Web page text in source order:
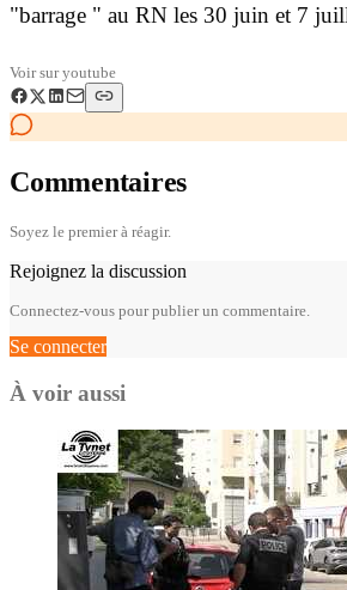
"barrage " au RN les 30 juin et 7
Voir suryoutube
Commentaires
Soyez le premier à réagir.
Rejoignez la discussion
Connectez-vous pour publier un commentaire.
Se connecter
À voir aussi